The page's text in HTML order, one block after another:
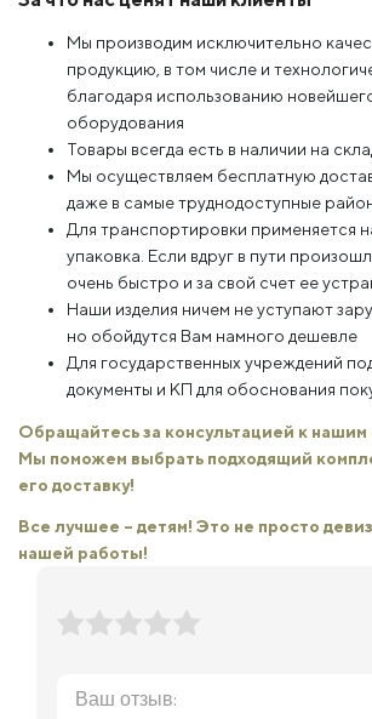
Мы производим исключительно
продукцию, в том числе и
благодаря использованию
оборудования
Товары всегда есть в наличии на
Мы осуществляем бесплатную
даже в самые труднодоступные
Для транспортировки применяется
упаковка. Если вдруг в пути
очень быстро и за свой счет ее
Наши изделия ничем не уступают
но обойдутся Вам намного дешевле
Для государственных учреждений
документы и КП для обоснования
Обращайтесь за консультацией к нашим
Мы поможем выбрать подходящий
его доставку!
Все лучшее – детям! Это не просто
нашей работы!